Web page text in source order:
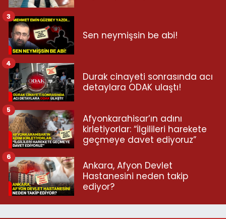
Sen neymişsin be abi!
3
Durak cinayeti sonrasında acı
detaylara ODAK ulaştı!
4
Afyonkarahisar’ın adını
kirletiyorlar: “İlgilileri harekete
geçmeye davet ediyoruz”
5
Ankara, Afyon Devlet
Hastanesini neden takip
ediyor?
6